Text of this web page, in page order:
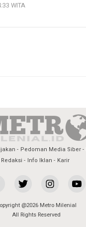
WITA
Pedoman Media Siber
Redaksi
Info Iklan Karir
@2026 Metro Milenial
All Rights Reserved